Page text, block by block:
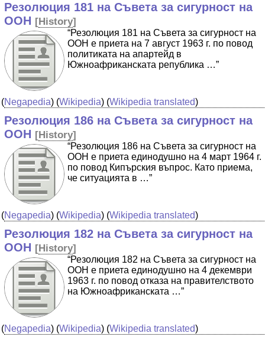
Резолюция 181 на Съвета за сигурност на
ООН [History]
“Резолюция 181 на Съвета за сигурност на
ООН е приета на 7 август 1963 г. по повод
политиката на апартейд в
Южноафриканската република …”
(Negapedia) (Wikipedia) (Wikipedia translated)
Резолюция 186 на Съвета за сигурност на
ООН [History]
“Резолюция 186 на Съвета за сигурност на
ООН е приета единодушно на 4 март 1964 г.
по повод Кипърския въпрос. Като приема,
че ситуацията в …”
(Negapedia) (Wikipedia) (Wikipedia translated)
Резолюция 182 на Съвета за сигурност на
ООН [History]
“Резолюция 182 на Съвета за сигурност на
ООН е приета единодушно на 4 декември
1963 г. по повод отказа на правителството
на Южноафриканската …”
(Negapedia) (Wikipedia) (Wikipedia translated)